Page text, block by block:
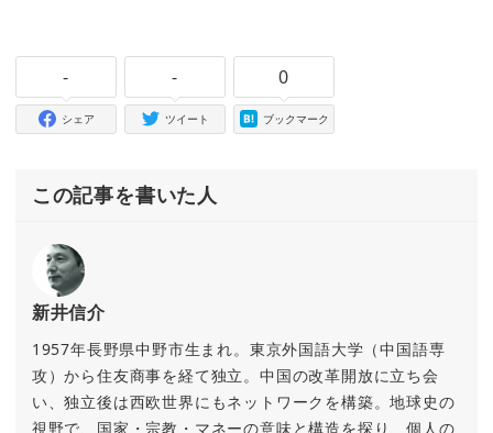
-
シェア
-
ツイート
0
ブックマーク
この記事を書いた人
新井信介
1957年長野県中野市生まれ。東京外国語大学（中国語専
攻）から住友商事を経て独立。中国の改革開放に立ち会
い、独立後は西欧世界にもネットワークを構築。地球史の
視野で、国家・宗教・マネーの意味と構造を探り、個人の